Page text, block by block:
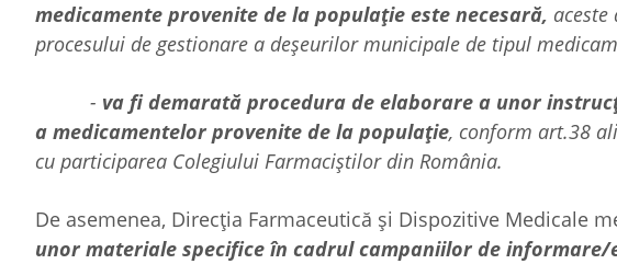
medicamente provenite de la populație este necesară,
procesului de gestionare a deșeurilor municipale de tipul
- va fi demarată procedura de elaborare a unor
a medicamentelor provenite de la populație, conform art.38
cu participarea Colegiului Farmaciștilor din România.
De asemenea, Direcția Farmaceutică și Dispozitive Medicale
unor materiale specifice în cadrul campaniilor de